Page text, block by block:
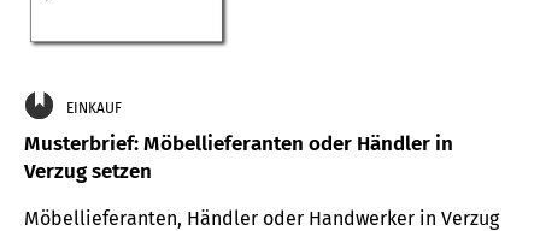
EINKAUF
Musterbrief: Möbellieferanten oder Händler in
Verzug setzen
Möbellieferanten, Händler oder Handwerker in Verzug